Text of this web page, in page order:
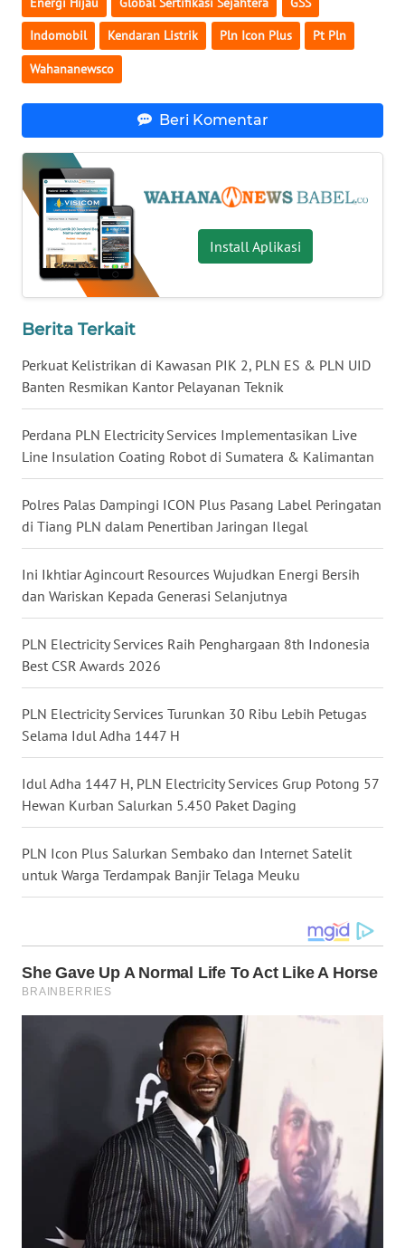
Indomobil Kendaran Listrik Pln Icon Plus Pt Pln
Wahananewsco
Beri Komentar
Install Aplikasi
Berita Terkait
Perkuat Kelistrikan di Kawasan PIK 2, PLN ES & PLN UID
Banten Resmikan Kantor Pelayanan Teknik
Perdana PLN Electricity Services Implementasikan Live
Line Insulation Coating Robot di Sumatera & Kalimantan
Polres Palas Dampingi ICON Plus Pasang Label Peringatan
di Tiang PLN dalam Penertiban Jaringan Ilegal
Ini Ikhtiar Agincourt Resources Wujudkan Energi Bersih
dan Wariskan Kepada Generasi Selanjutnya
PLN Electricity Services Raih Penghargaan 8th Indonesia
Best CSR Awards 2026
PLN Electricity Services Turunkan 30 Ribu Lebih Petugas
Selama Idul Adha 1447 H
Idul Adha 1447 H, PLN Electricity Services Grup Potong 57
Hewan Kurban Salurkan 5.450 Paket Daging
PLN Icon Plus Salurkan Sembako dan Internet Satelit
untuk Warga Terdampak Banjir Telaga Meuku
WN
NUSANTARA
WN
WN
JATIM
WN
BALI
KALBAR
KALTENG
WN
KALTARA
WN
KALSEL
WN
KALTIM
WN
SULSEL
WN
GORONTALO
WN
SULUT
WN
WN
DAIRI